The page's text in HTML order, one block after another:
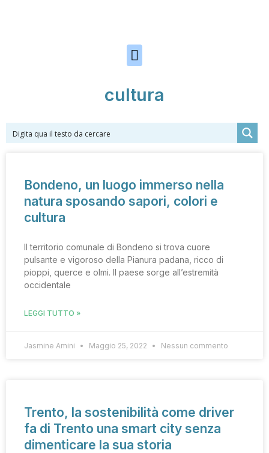
cultura
Bondeno, un luogo immerso nella
natura sposando sapori, colori e
cultura
Il territorio comunale di Bondeno si trova cuore
pulsante e vigoroso della Pianura padana, ricco di
pioppi, querce e olmi. Il paese sorge all’estremità
occidentale
LEGGI TUTTO »
Jasmine Amini Maggio 25, 2022 Nessun commento
Trento, la sostenibilità come driver
fa di Trento una smart city senza
dimenticare la sua storia